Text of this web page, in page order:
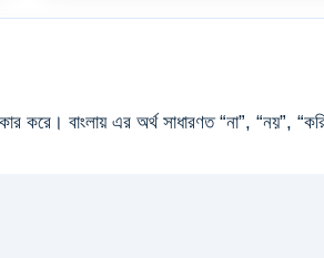
বাংলায় এর অর্থ সাধারণত “না”, “নয়”,